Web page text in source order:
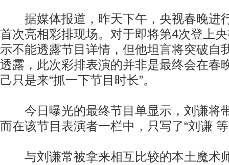
据媒体报道，昨天下午，央视春晚进
首次亮相彩排现场。对于即将第4次登上
示不能透露节目详情，但他坦言将突破自
透露，此次彩排表演的并非是最终会在春
己只是来“抓一下节目时长”。
今日曝光的最终节目单显示，刘谦将
而在该节目表演者一栏中，只写了“刘谦 等
与刘谦常被拿来相互比较的本土魔术